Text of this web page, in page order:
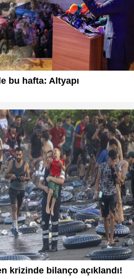
bu hafta: Altyapı
krizinde bilanço açıklandı!